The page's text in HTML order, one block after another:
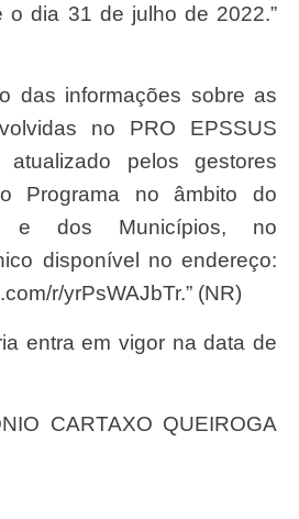
o dia 31 de julho de 2022.”
no PRO EPSSUS
pelos gestores
Programa no âmbito do
e dos Municípios, no
disponível no endereço:
r/yrPsWAJbTr.” (NR)